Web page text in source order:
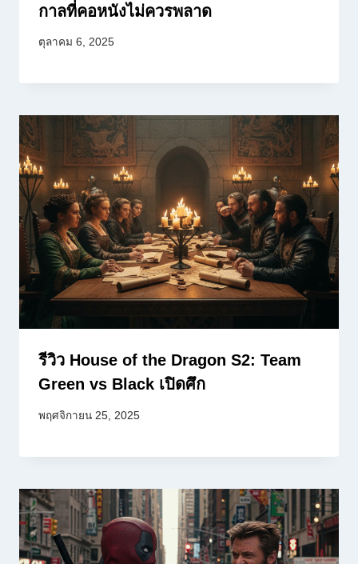
กาลที่คอหนังไม่ควรพลาด
ตุลาคม 6, 2025
รีวิว House of the Dragon S2: Team
Green vs Black เปิดศึก
พฤศจิกายน 25, 2025